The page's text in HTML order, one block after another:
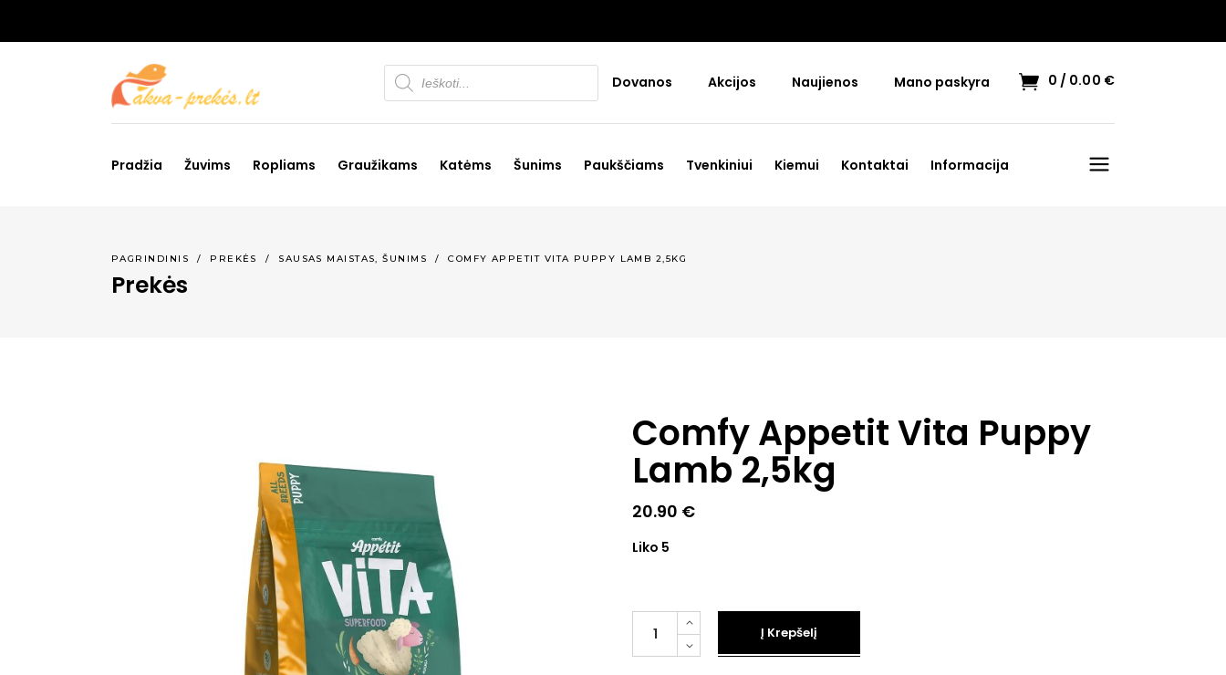
Products
search Dovanos Akcijos Naujienos Mano paskyra 0 0.00 €
Pradžia Žuvims Ropliams Graužikams Katėms Šunims Paukščiams Tvenkiniui Kiemui Kontaktai Informacija
PAGRINDINIS / PREKĖS / SAUSAS MAISTAS,ŠUNIMS /COMFY APPETIT VITA PUPPY LAMB 2,5KG
Prekės
Comfy Appetit Vita Puppy
Lamb 2,5kg
20.90 €
Liko 5
Į Krepšelį